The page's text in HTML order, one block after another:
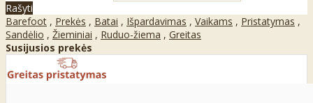
Rašyti
Barefoot , Prekės , Batai , Išpardavimas , Vaikams , Pristatymas ,
Sandėlio , Žieminiai , Ruduo-žiema , Greitas
Susijusios prekės